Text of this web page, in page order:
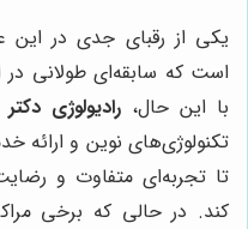
یکی از رقبای جدی در این
است که سابقه‌ای طولانی در
با این حال، رادیولوژی
تکنولوژی‌های نوین و
تا تجربه‌ای متفاوت و
کند. در حالی که برخی